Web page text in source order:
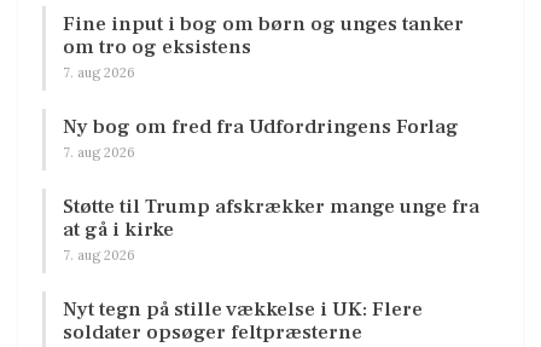
Fine input i bog om børn og unges tanker
om tro og eksistens
7. aug 2026
Ny bog om fred fra Udfordringens Forlag
7. aug 2026
Støtte til Trump afskrækker mange unge fra
at gå i kirke
7. aug 2026
Nyt tegn på stille vækkelse i UK: Flere
soldater opsøger feltpræsterne